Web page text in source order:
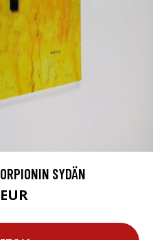
SYDÄN